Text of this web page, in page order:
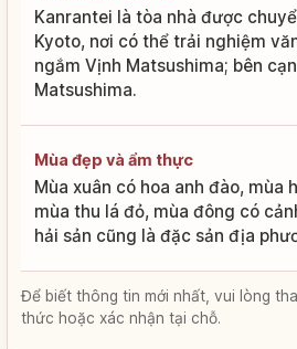
Kanrantei là tòa nhà được
Kyoto, nơi có thể trải nghiệm
ngắm Vịnh Matsushima; bên
Matsushima.
Mùa đẹp và ẩm thực
Mùa xuân có hoa anh đào, mùa
mùa thu lá đỏ, mùa đông có
hải sản cũng là đặc sản địa
Để biết thông tin mới nhất, vui lòng
thức hoặc xác nhận tại chỗ.